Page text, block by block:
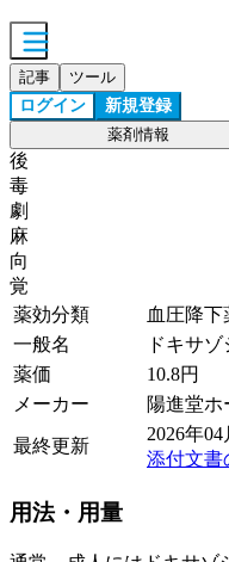
記事 ツール
ログイン 新規登録
薬剤情報
後
毒
劇
麻
向
覚
薬効分類
血圧降下
一般名
ドキサ
薬価
10.8円
メーカー
陽進堂ホ
最終更新
2026年
添付文書
用法・用量